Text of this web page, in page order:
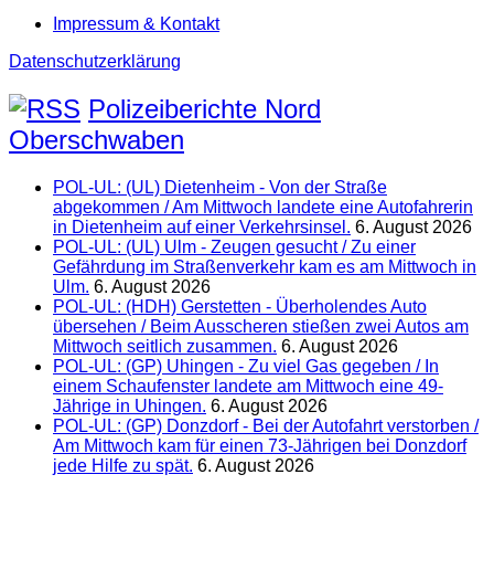
Impressum & Kontakt
Datenschutzerklärung
Polizeiberichte Nord
Oberschwaben
POL-UL: (UL) Dietenheim - Von der Straße
abgekommen / Am Mittwoch landete eine Autofahrerin
in Dietenheim auf einer Verkehrsinsel. 6. August 2026
POL-UL: (UL) Ulm - Zeugen gesucht / Zu einer
Gefährdung im Straßenverkehr kam es am Mittwoch in
Ulm. 6. August 2026
POL-UL: (HDH) Gerstetten - Überholendes Auto
übersehen / Beim Ausscheren stießen zwei Autos am
Mittwoch seitlich zusammen. 6. August 2026
POL-UL: (GP) Uhingen - Zu viel Gas gegeben / In
einem Schaufenster landete am Mittwoch eine 49-
Jährige in Uhingen. 6. August 2026
POL-UL: (GP) Donzdorf - Bei der Autofahrt verstorben /
Am Mittwoch kam für einen 73-Jährigen bei Donzdorf
jede Hilfe zu spät. 6. August 2026